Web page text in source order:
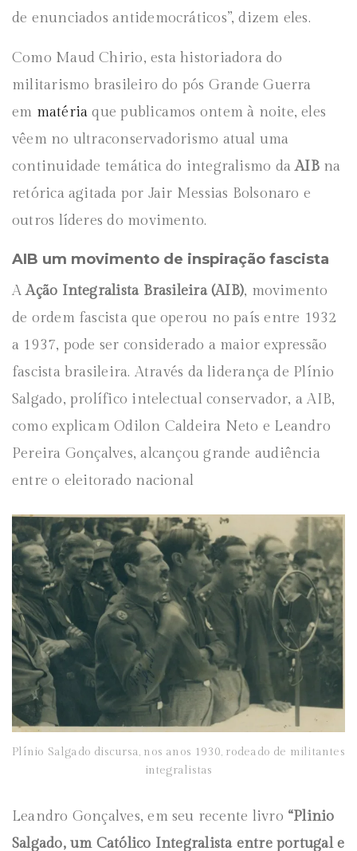
de enunciados antidemocráticos”, dizem eles.
Como Maud Chirio, esta historiadora do
militarismo brasileiro do pós Grande Guerra
em matéria que publicamos ontem à noite, eles
vêem no ultraconservadorismo atual uma
continuidade temática do integralismo daAIBna
retórica agitada por Jair Messias Bolsonaro e
outros líderes do movimento.
AIB um movimento de inspiração fascista
AAção Integralista Brasileira (AIB), movimento
de ordem fascista que operou no país entre 1932
a 1937, pode ser considerado a maior expressão
fascista brasileira. Através da liderança de Plínio
Salgado, prolífico intelectual conservador, a AIB,
como explicam Odilon Caldeira Neto e Leandro
Pereira Gonçalves, alcançou grande audiência
entre o eleitorado nacional
Plínio Salgado discursa, nos anos 1930, rodeado de militantes
integralistas
Leandro Gonçalves, em seu recente livro “Plinio
Salgado, um Católico Integralista entre portugal e